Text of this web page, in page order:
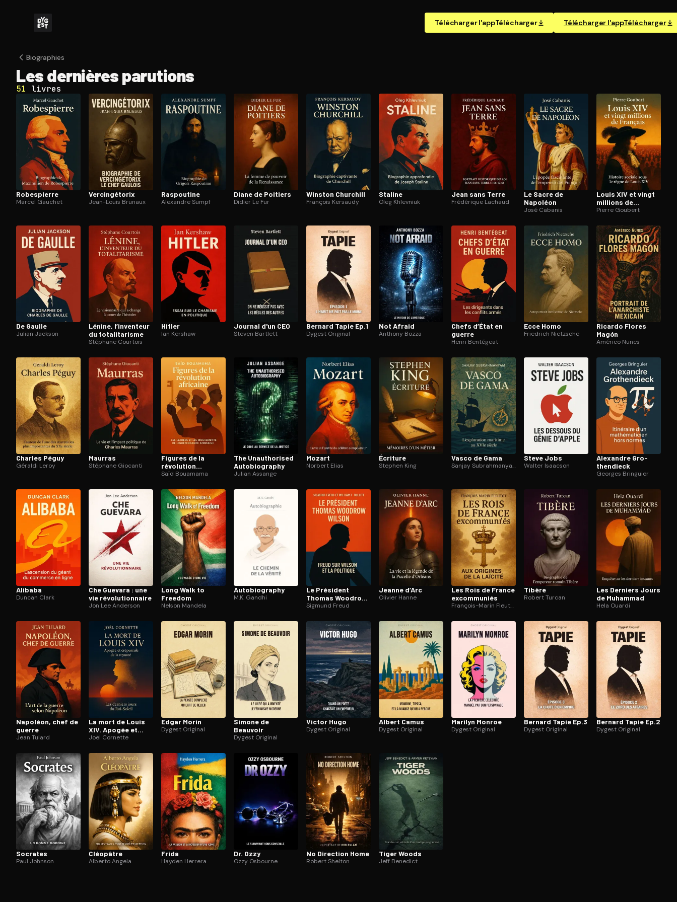
Télécharger l'appTélécharger Télécharger l'appTélécharger
Ouvre l'app Appareil photo, pointe sur le code. C'est gratuit à l'essai.
Biographies
Les dernières parutions
51 livres
Robespierre
Marcel Gauchet
Ver­cin­gé­to­rix
Jean-Louis Brunaux
Raspoutine
Alexandre Sumpf
Diane de Poitiers
Didier Le Fur
Winston Churchill
François Kersaudy
Staline
Oleg Khlevniuk
Jean sans Terre
Frédérique Lachaud
Le Sacre de
Napoléon
José Cabanis
Louis XIV et vingt
millions de
Français
Pierre Goubert
De Gaulle
Julian Jackson
Lénine, l’inventeur
du to­ta­li­ta­risme
Stéphane Courtois
Hitler
Ian Kershaw
Journal d'un CEO
Steven Bartlett
Bernard Tapie Ep.1
Dygest Original
Not Afraid
Anthony Bozza
Chefs d’État en
guerre
Henri Bentégeat
Ecce Homo
Friedrich Nietzsche
Ricardo Flores
Magón
Américo Nunes
Charles Péguy
Géraldi Leroy
Maurras
Stéphane Giocanti
Figures de la
révolution
africaine
Saïd Bouamama
The Unau­tho­ri­sed
Au­to­bio­gra­phy
Julian Assange
Mozart
Norbert Elias
Écriture
Stephen King
Vasco de Gama
Sanjay Subrahmanyam
Steve Jobs
Walter Isaacson
Alexandre Gro­
then­dieck
Georges Bringuier
Alibaba
Duncan Clark
Che Guevara : une
vie ré­vo­lu­tion­naire
Jon Lee Anderson
Long Walk to
Freedom
Nelson Mandela
Au­to­bio­gra­phy
M.K. Gandhi
Le Président
Thomas Woodrow
Wilson
Sigmund Freud
Jeanne d’Arc
Olivier Hanne
Les Rois de France
excommuniés
François-Marin Fleutot
Tibère
Robert Turcan
Les Derniers Jours
de Muhammad
Hela Ouardi
Napoléon, chef de
guerre
Jean Tulard
La mort de Louis
XIV. Apogée et
crépuscule de la
Joël Cornette
Edgar Morin
Dygest Original
Simone de
Beauvoir
Dygest Original
Victor Hugo
Dygest Original
Albert Camus
Dygest Original
Marilyn Monroe
Dygest Original
Bernard Tapie Ep.3
Dygest Original
Bernard Tapie Ep.2
Dygest Original
Socrates
Paul Johnson
Cléopâtre
Alberto Angela
Frida
Hayden Herrera
Dr. Ozzy
Ozzy Osbourne
No Direction Home
Robert Shelton
Tiger Woods
Jeff Benedict